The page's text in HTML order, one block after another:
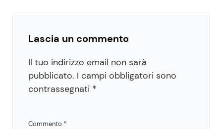
Lascia un commento
Il tuo indirizzo email non sarà
pubblicato. I campi obbligatori sono
contrassegnati *
Commento *